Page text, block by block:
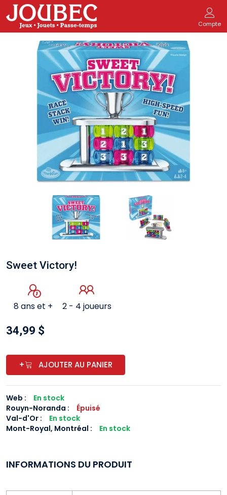
Compte
Sweet Victory!
8 ans et + 2 - 4 joueurs
34,99 $
+ AJOUTER AU PANIER
Web :
En stock
Rouyn-Noranda :
Épuisé
Val-d'Or :
En stock
Mont-Royal, Montréal : En stock
INFORMATIONS DU PRODUIT